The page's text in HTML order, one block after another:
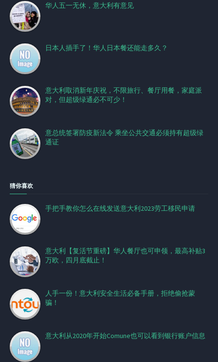
华人五一无休，意大利有意见
日本人插手了！华人日本餐还能走多久？
意大利取消新年庆祝，不限旅行、餐厅用餐，家庭派
对，但超级绿通必不可少！
意总统签署防疫新法令 乘坐公共交通必须持有超级绿
通证
猜你喜欢
手把手教你怎么在线发送意大利2023劳工移民申请
意大利【复活节重磅】华人餐厅也可申领，最高补贴3
万欧，四月底截止！
人手一份！意大利安全生活必备手册，拒绝偷抢蒙
骗！
意大利从2020年开始Comune也可以看到银行账户信息